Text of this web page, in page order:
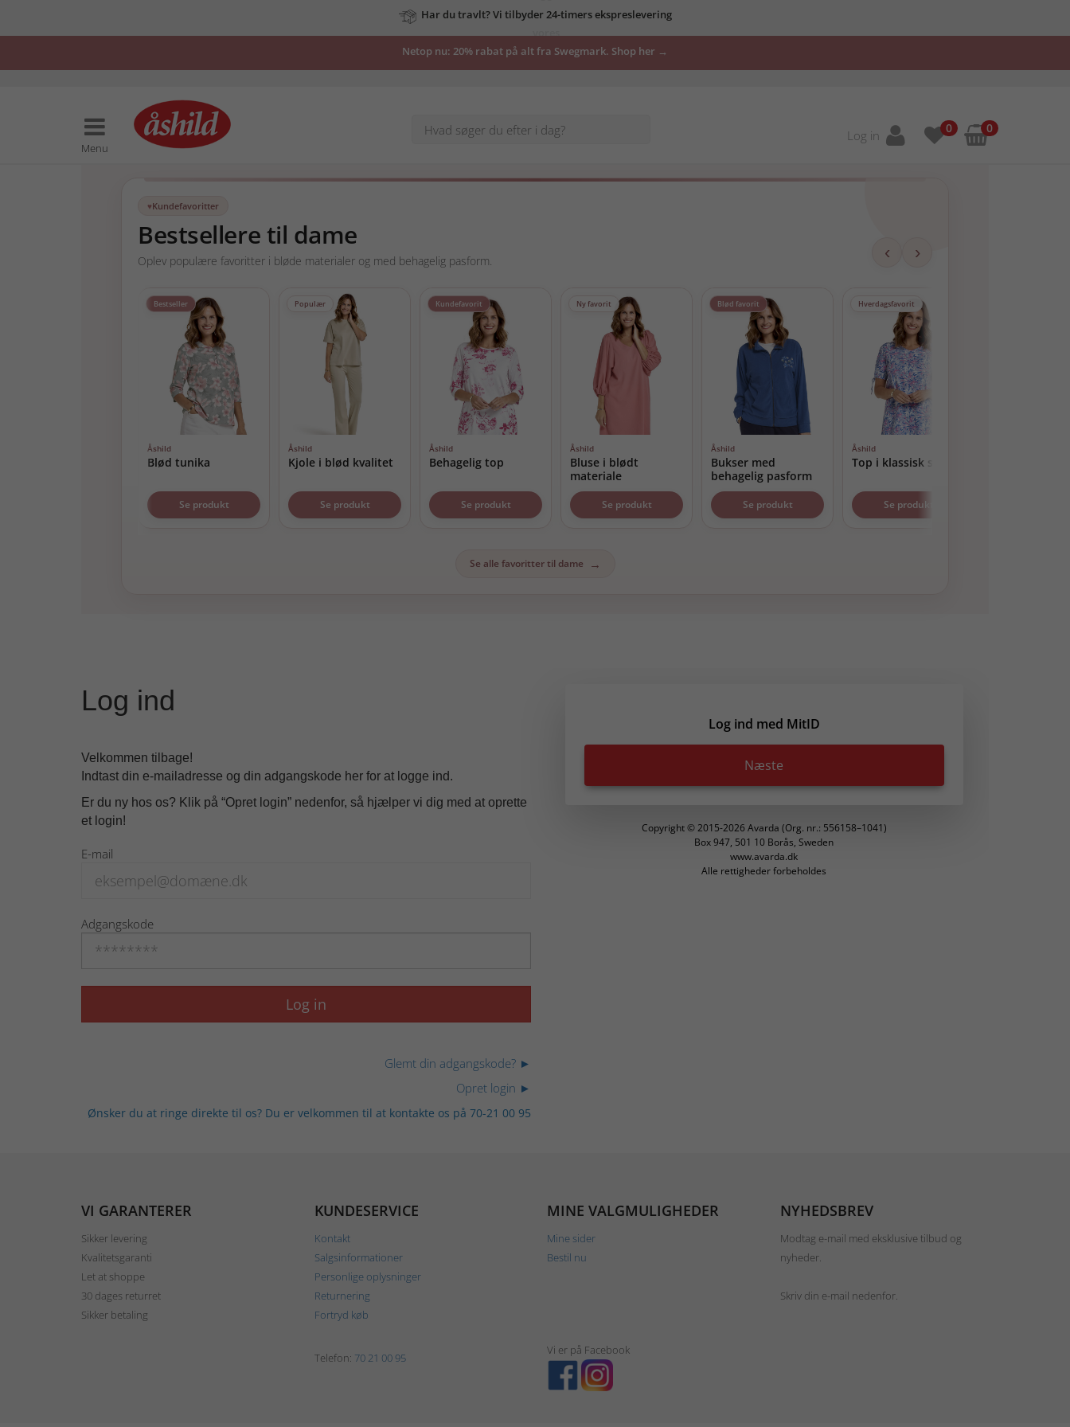
vores
tilbud
Netop nu: 20% rabat på alt fra Swegmark. Shop her →
Menu
Log in 0 0
Kundefavoritter
Bestsellere til dame
Oplev populære favoritter i bløde materialer og med behagelig pasform. ‹ ›
Bestseller
Åshild
Blød tunika
Se produkt
Populær
Åshild
Kjole i blød kvalitet
Se produkt
Kundefavorit
Åshild
Behagelig top
Se produkt
Ny favorit
Åshild
Bluse i blødt
materiale
Se produkt
Blød favorit
Åshild
Bukser med
behagelig pasform
Se produkt
Hverdagsfavorit
Åshild
Top i klassisk stil
Se produkt
Se alle favoritter til dame
Log ind
Velkommen tilbage!
Indtast din e-mailadresse og din adgangskode her for at logge ind.
Er du ny hos os? Klik på “Opret login” nedenfor, så hjælper vi dig med at oprette
et login!
E-mail
Adgangskode
Glemt din adgangskode? ►
Opret login ►
Ønsker du at ringe direkte til os? Du er velkommen til at kontakte os på 70-21 00 95
VI GARANTERER
Sikker levering
Kvalitetsgaranti
Let at shoppe
30 dages returret
Sikker betaling
KUNDESERVICE
Kontakt
Salgsinformationer
Personlige oplysninger
Returnering
Fortryd køb
MINE VALGMULIGHEDER
Mine sider
Bestil nu
NYHEDSBREV
Modtag e-mail med eksklusive tilbud og
nyheder.
Skriv din e-mail nedenfor.
Telefon: 70 21 00 95
Vi er på Facebook